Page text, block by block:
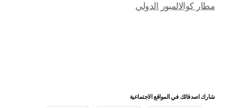
مطار كوالالمبور الدولي
شارك اصدقائك في المواقع الاجتماعية